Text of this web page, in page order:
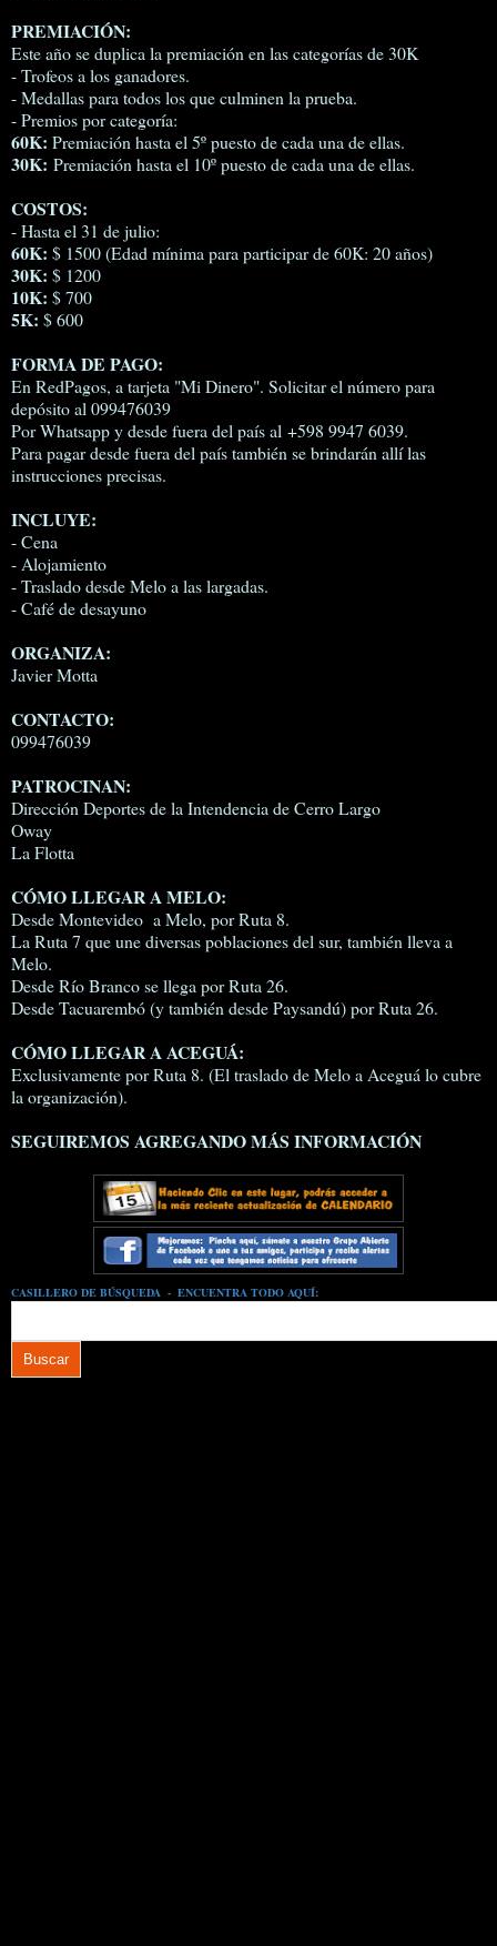
PREMIACIÓN:
Este año se duplica la premiación en las categorías de 30K
- Trofeos a los ganadores.
- Medallas para todos los que culminen la prueba.
- Premios por categoría:
60K: Premiación hasta el 5º puesto de cada una de ellas.
30K: Premiación hasta el 10º puesto de cada una de ellas.
COSTOS:
- Hasta el 31 de julio:
60K: $ 1500 (Edad mínima para participar de 60K: 20 años)
30K: $ 1200
10K: $ 700
5K: $ 600
FORMA DE PAGO:
En RedPagos, a tarjeta "Mi Dinero". Solicitar el número para
depósito al 099476039
Por Whatsapp y desde fuera del país al +598 9947 6039.
Para pagar desde fuera del país también se brindarán allí las
instrucciones precisas.
INCLUYE:
- Cena
- Alojamiento
- Traslado desde Melo a las largadas.
- Café de desayuno
ORGANIZA:
Javier Motta
CONTACTO:
099476039
PATROCINAN:
Dirección Deportes de la Intendencia de Cerro Largo
Oway
La Flotta
CÓMO LLEGAR A MELO:
Desde Montevideo a Melo, por Ruta 8.
La Ruta 7 que une diversas poblaciones del sur, también lleva a
Melo.
Desde Río Branco se llega por Ruta 26.
Desde Tacuarembó (y también desde Paysandú) por Ruta 26.
CÓMO LLEGAR A ACEGUÁ:
Exclusivamente por Ruta 8. (El traslado de Melo a Aceguá lo cubre
la organización).
SEGUIREMOS AGREGANDO MÁS INFORMACIÓN
CASILLERO DE BÚSQUEDA - ENCUENTRA TODO AQUÍ: